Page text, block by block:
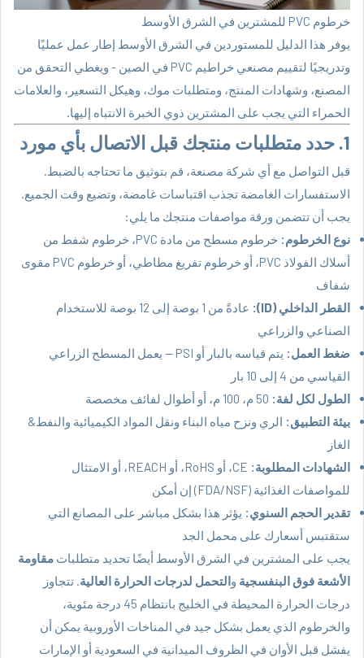
خرطوم PVC للمشترين في الشرق الأوسط
يوفر هذا الدليل للمستوردين في الشرق الأوسط إطار عمل عمليًا
وتدريجيًا لتقييم مصنعي خراطيم PVC
في الصين - ويغطي التحقق من
المصنع، وشهادات المنتج، ومتطلبات موك، وهيكل التسعير، والعلامات
الحمراء التي يجب على المشترين ذوي الخبرة الانتباه إليها.
1. حدد متطلبات منتجك قبل الاتصال بأي مورد
قبل التواصل مع أي شركة مصنعة، قم بتوثيق ما تحتاجه بالضبط.
الاستفسارات الغامضة تجذب اقتباسات غامضة، وتضيع وقت الجميع.
يجب أن تتضمن ورقة مواصفات منتجك ما يلي:
نوع الخرطوم: خرطوم مسطح من مادة PVC،
خرطوم شفط من
أسلاك الفولاذ PVC
، أو خرطوم تفريغ مطاطي، أو خرطوم PVC مقوى
شفاف
القطر الداخلي (ID):
عادةً من 1 بوصة إلى 12 بوصة للاستخدام
الصناعي والزراعي
ضغط العمل:
يتم قياسه بالبار أو PSI — يعمل المسطح الزراعي
القياسي من 4 إلى 10 بار
الطول لكل لفة:
بيئة التطبيق: الري ونزح مياه البناء ونقل المواد الكيميائية والنفط&
الغاز
الشهادات المطلوبة:
CE، أو RoHS، أو REACH، أو الامتثال
للمواصفات الغذائية (FDA/NSF) إن أمكن
تقدير الحجم السنوي: يؤثر هذا بشكل مباشر على المصانع التي
ستقتبس أسعارك على محمل الجد
يجب على المشترين في الشرق الأوسط أيضًا تحديد متطلبات مقاومة
الأشعة فوق البنفسجية و التحمل لدرجات الحرارة العالية. تتجاوز
درجات الحرارة المحيطة في الخليج بانتظام 45 درجة مئوية،
والخرطوم الذي يعمل بشكل جيد في المناخات الأوروبية يمكن أن
يفشل قبل الأوان في الظروف الميدانية في السعودية أو الإمارات